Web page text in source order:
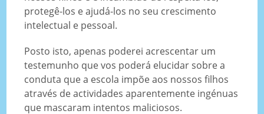
protegê-los e ajudá-los no seu crescimento
intelectual e pessoal.
Posto isto, apenas poderei acrescentar um
testemunho que vos poderá elucidar sobre a
conduta que a escola impõe aos nossos filhos
através de actividades aparentemente ingénuas
que mascaram intentos maliciosos.